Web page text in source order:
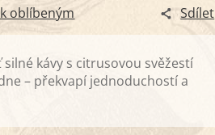
oblíbeným Sdílet
kávy s citrusovou svěžestí
– překvapí jednoduchostí a